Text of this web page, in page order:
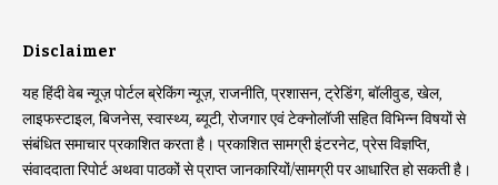
Disclaimer
यह हिंदी वेब न्यूज़ पोर्टल ब्रेकिंग न्यूज़, राजनीति, प्रशासन, ट्रेडिंग, बॉलीवुड, खेल,
लाइफस्टाइल, बिजनेस, स्वास्थ्य, ब्यूटी, रोजगार एवं टेक्नोलॉजी सहित विभिन्न विषयों से
संबंधित समाचार प्रकाशित करता है। प्रकाशित सामग्री इंटरनेट, प्रेस विज्ञप्ति,
संवाददाता रिपोर्ट अथवा पाठकों से प्राप्त जानकारियों/सामग्री पर आधारित हो सकती है।